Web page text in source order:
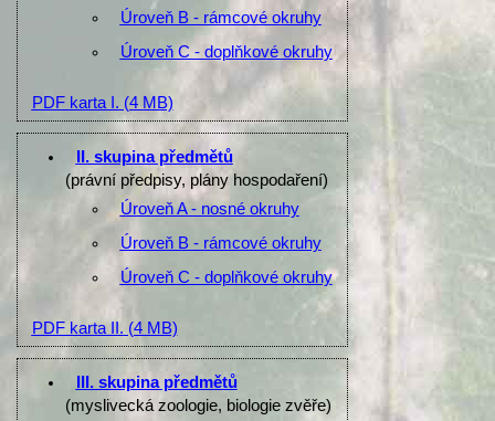
Úroveň B - rámcové okruhy
Úroveň C - doplňkové okruhy
PDF karta I. (4 MB)
II. skupina předmětů
(právní předpisy, plány hospodaření)
Úroveň A - nosné okruhy
Úroveň B - rámcové okruhy
Úroveň C - doplňkové okruhy
PDF karta II. (4 MB)
III. skupina předmětů
(myslivecká zoologie, biologie zvěře)